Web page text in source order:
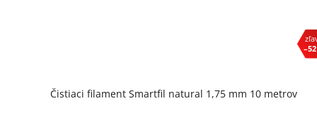
Čistiaci filament Smartfil natural 1,75 mm 10 metrov